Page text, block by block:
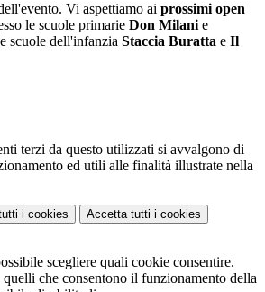
Vi aspettiamo ai prossimi open
le scuole primarie Don Milani e
scuole dell'infanzia Staccia Buratta e Il
terzi da questo utilizzati si avvalgono di
ed utili alle finalità illustrate nella
i cookies Accetta tutti i cookies
scegliere quali cookie consentire.
che consentono il funzionamento della